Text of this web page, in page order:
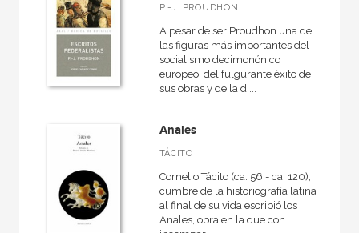
P.-J. PROUDHON
A pesar de ser Proudhon una de
las figuras más importantes del
socialismo decimonónico
europeo, del fulgurante éxito de
sus obras y de la di...
Anales
TÁCITO
Cornelio Tácito (ca. 56 - ca. 120),
cumbre de la historiografía latina,
al final de su vida escribió los
Anales, obra en la que con